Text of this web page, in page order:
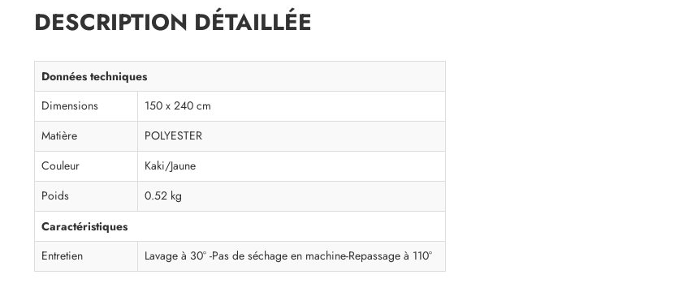
DESCRIPTION DÉTAILLÉE
Données techniques
Dimensions
150 x 240 cm
Matière
POLYESTER
Couleur
Kaki/Jaune
Poids
0.52 kg
Caractéristiques
Entretien Lavage à 30° -Pas de séchage en machine-Repassage à 110°